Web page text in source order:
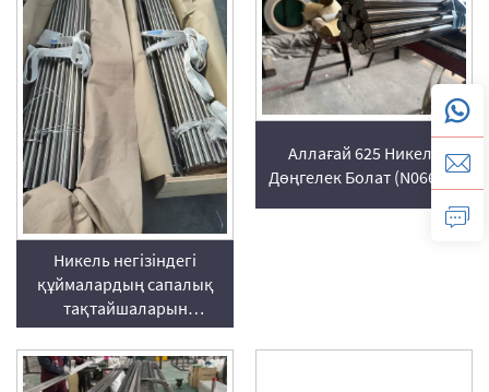
Никель негізіндегі
құймалардың сапалық
тақтайшаларын
шығаратын зауыт пен
глобалды түрде
жеткізуші
Аллағай 625 Никель
Дөңгелек Болат (N06625)